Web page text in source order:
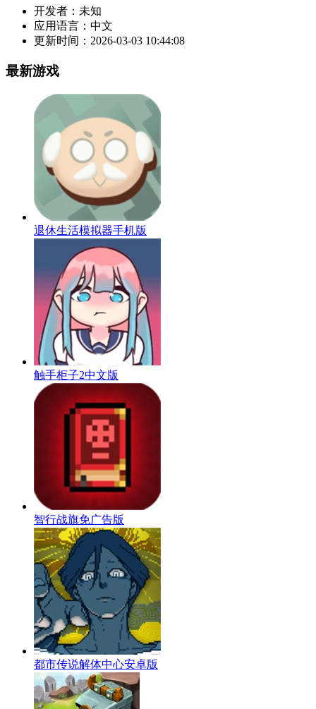
开发者： 未知
应用语言： 中文
更新时间： 2026-03-03 10:44:08
最新游戏
退休生活模拟器手机版
触手柜子2中文版
智行战旗免广告版
都市传说解体中心安卓版